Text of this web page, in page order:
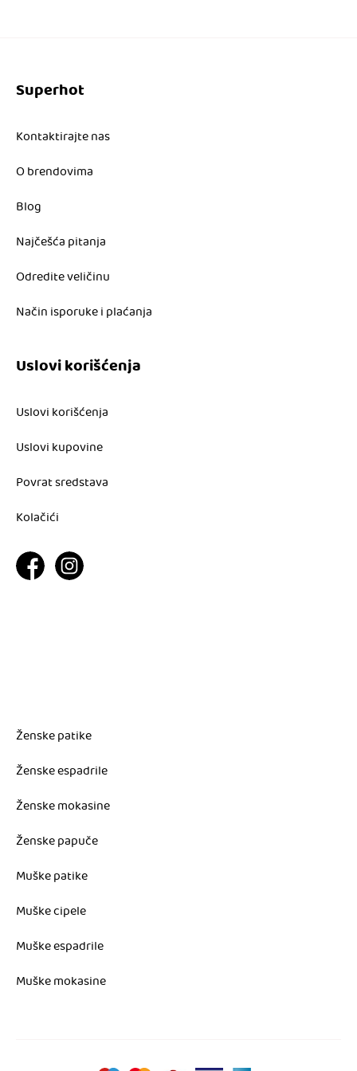
Superhot
Kontaktirajte nas
O brendovima
Blog
Najčešća pitanja
Odredite veličinu
Način isporuke i plaćanja
Uslovi korišćenja
Uslovi korišćenja
Uslovi kupovine
Povrat sredstava
Kolačići
Ženske patike
Ženske espadrile
Ženske mokasine
Ženske papuče
Muške patike
Muške cipele
Muške espadrile
Muške mokasine